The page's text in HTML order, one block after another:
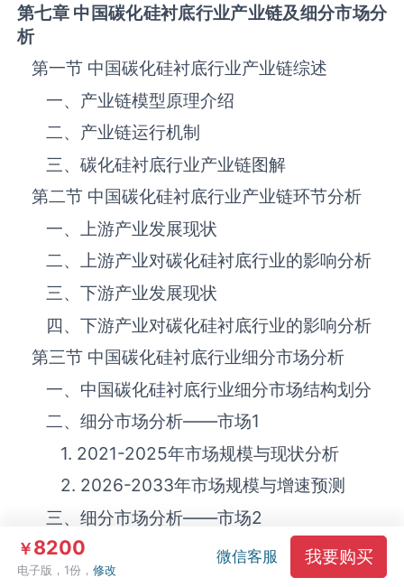
第七章 中国碳化硅衬底行业产业链及细分市场分
析
第一节 中国碳化硅衬底‌‌‌行业产业链综述
一、产业链模型原理介绍
二、产业链运行机制
三、碳化硅衬底‌‌‌行业产业链图解
第二节 中国碳化硅衬底‌‌‌行业产业链环节分析
一、上游产业发展现状
二、上游产业对碳化硅衬底‌‌‌行业的影响分析
三、下游产业发展现状
四、下游产业对碳化硅衬底‌‌‌行业的影响分析
第三节 中国碳化硅衬底‌‌‌行业细分市场分析
一、中国碳化硅衬底‌‌‌行业细分市场结构划分
二、细分市场分析——市场1
1. 2021-2025年市场规模与现状分析
2. 2026-2033年市场规模与增速预测
三、细分市场分析——市场2
1.2021-2025年市场规模与现状分析
2. 2026-2033年市场规模与增速预测
￥8200
电子版，1份，修改
微信客服 我要购买